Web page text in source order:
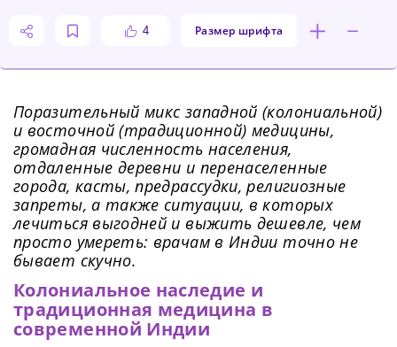
4 Размер шрифта
Поразительный микс западной (колониальной)
и восточной (традиционной) медицины,
громадная численность населения,
отдаленные деревни и перенаселенные
города, касты, предрассудки, религиозные
запреты, а также ситуации, в которых
лечиться выгодней и выжить дешевле, чем
просто умереть: врачам в Индии точно не
бывает скучно.
Колониальное наследие и
традиционная медицина в
современной Индии